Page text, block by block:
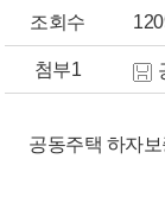
조회수
첨부1
공동주택 하자